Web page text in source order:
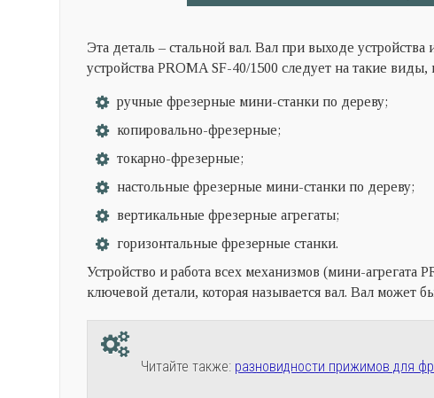
Эта деталь – стальной вал. Вал при выходе
устройства PROMA SF-40/1500 следует на такие виды,
ручные фрезерные мини-станки по дереву;
копировально-фрезерные;
токарно-фрезерные;
настольные фрезерные мини-станки по дереву;
вертикальные фрезерные агрегаты;
горизонтальные фрезерные станки.
Устройство и работа всех механизмов (мини-агрегата
ключевой детали, которая называется вал. Вал может
Читайте также: разновидности прижимов для